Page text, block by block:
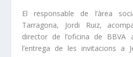
El responsable de l’àrea
Tarragona, Jordi Ruiz,
director de l’oficina de
l’entrega de les invitacions a